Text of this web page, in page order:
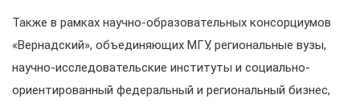
Также в рамках научно-образовательных консорциумов
«Вернадский», объединяющих МГУ, региональные вузы,
научно-исследовательские институты и социально-
ориентированный федеральный и региональный бизнес,